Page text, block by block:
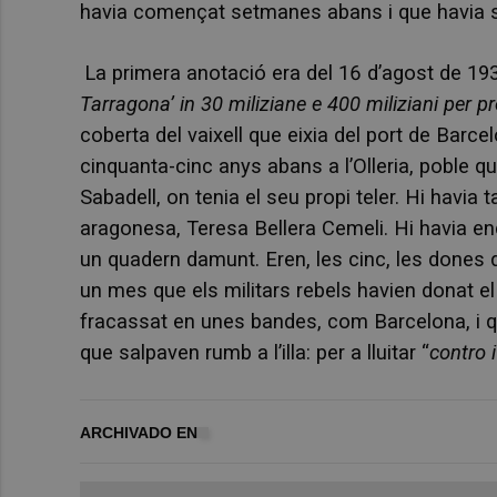
havia començat setmanes abans i que
La primera anotació era del 16 d’agost de
Tarragona’in 30 miliziane e 400 miliziani per
coberta del vaixell que eixia del port de
cinquanta-cinc anys abans a l’Olleria, poble
Sabadell, on tenia el seu propi teler. Hi havia
aragonesa, Teresa Bellera Cemeli. Hi havia
un quadern damunt. Eren, les cinc, les dones
un mes que els militars rebels havien donat
fracassat en unes bandes, com Barcelona, i
que salpaven rumb a l’illa: per a lluitar “contro
ARCHIVADO EN